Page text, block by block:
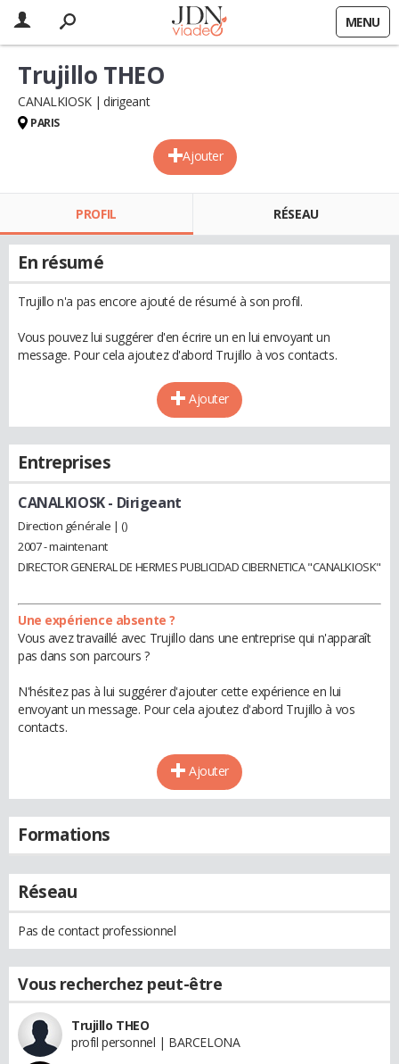
MENU
Ajouter
Trujillo THEO
CANALKIOSK dirigeant
PARIS
PROFIL RÉSEAU
En résumé
Trujillo n'a pas encore ajouté de résumé à son profil.
Vous pouvez lui suggérer d'en écrire un en lui envoyant un
message. Pour cela ajoutez d'abord Trujillo à vos contacts.
Ajouter
Entreprises
CANALKIOSK- Dirigeant
Direction générale | ()
2007 - maintenant
DIRECTOR GENERAL DE HERMES PUBLICIDAD CIBERNETICA "CANALKIOSK"
Une expérience absente ?
Vous avez travaillé avec Trujillo dans une entreprise qui n'apparaît
pas dans son parcours ?
N'hésitez pas à lui suggérer d'ajouter cette expérience en lui
envoyant un message. Pour cela ajoutez d'abord Trujillo à vos
contacts.
Ajouter
Formations
Réseau
Pas de contact professionnel
Vous recherchez peut-être
Trujillo THEO
profil personnel | BARCELONA